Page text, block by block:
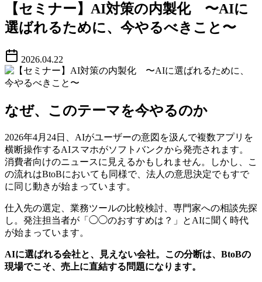
【セミナー】AI対策の内製化 〜AIに
選ばれるために、今やるべきこと〜
2026.04.22
なぜ、このテーマを今やるのか
2026年4月24日、AIがユーザーの意図を汲んで複数アプリを
横断操作するAIスマホがソフトバンクから発売されます。
消費者向けのニュースに見えるかもしれません。しかし、こ
の流れはBtoBにおいても同様で、法人の意思決定でもすで
に同じ動きが始まっています。
仕入先の選定、業務ツールの比較検討、専門家への相談先探
し。発注担当者が「◯◯のおすすめは？」とAIに聞く時代
が始まっています。
AIに選ばれる会社と、見えない会社。この分断は、 BtoBの
現場でこそ、売上に直結する問題になります。